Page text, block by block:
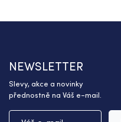
NEWSLETTER
Slevy, akce a novinky
přednostně na Váš e-mail.